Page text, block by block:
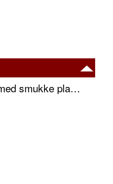
Skab en frodig udendørs oase med smukke plantekrukker og elegante espalier